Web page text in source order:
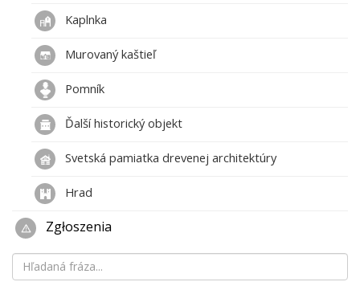
Kaplnka
Murovaný kaštieľ
Pomník
Ďalší historický objekt
Svetská pamiatka drevenej architektúry
Hrad
Zgłoszenia